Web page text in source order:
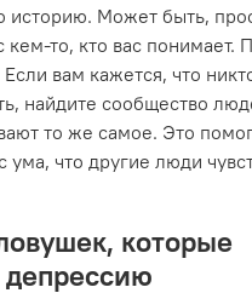
историю. Может быть,
кем-то, кто вас понимает.
вам кажется, что
найдите сообщество
то же самое. Это
ума, что другие люди
которые
депрессию